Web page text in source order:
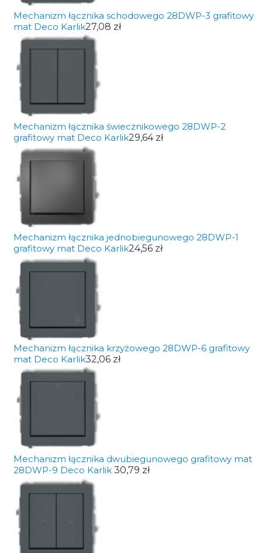
Mechanizm łącznika schodowego 28DWP-3 grafitowy
mat Deco Karlik27,08 zł
Mechanizm łącznika świecznikowego 28DWP-2
grafitowy mat Deco Karlik29,64 zł
Mechanizm łącznika jednobiegunowego 28DWP-1
grafitowy mat Deco Karlik24,56 zł
Mechanizm łącznika krzyżowego 28DWP-6 grafitowy
mat Deco Karlik32,06 zł
Mechanizm łącznika dwubiegunowego grafitowy mat
28DWP-9 Deco Karlik 30,79 zł